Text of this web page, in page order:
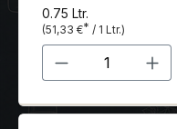
0.75 Ltr.
(51,33 €* / 1 Ltr.)
Produkt